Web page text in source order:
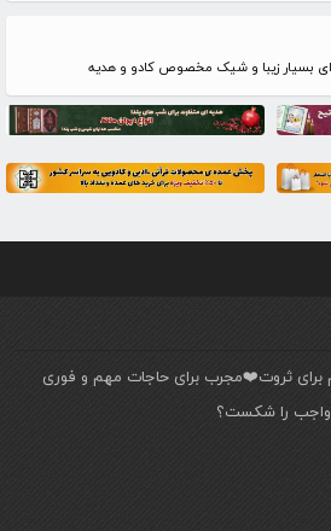
برای ثروت❤️مجرب برای حاجات مهم و فوری
واجب را شکست؟